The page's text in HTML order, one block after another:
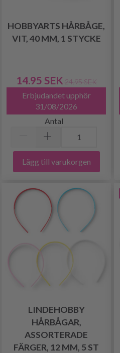
HOBBYARTS HÅRBÅGE,
VIT, 40 MM, 1 STYCKE
14.95 SEK 24.95 SEK
Erbjudandet upphör
31/08/2026
Antal
Lägg till varukorgen
LINDEHOBBY
HÅRBÅGAR,
ASSORTERADE
FÄRGER, 12 MM, 5 ST